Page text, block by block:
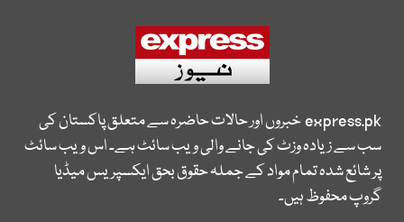
express.pkخبروں اور حالات حاضرہ سے متعلق پاکستان کی
سب سے زیادہ وزٹ کی جانے والی ویب سائٹ ہے۔ اس ویب سائٹ
پر شائع شدہ تمام مواد کے جملہ حقوق بحق ایکسپریس میڈیا
گروپ محفوظ ہیں۔